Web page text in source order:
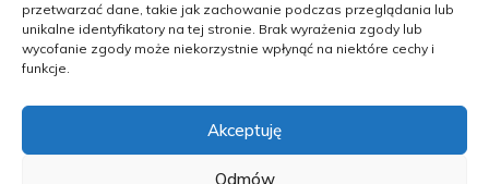
przetwarzać dane, takie jak zachowanie podczas przeglądania lub
unikalne identyfikatory na tej stronie. Brak wyrażenia zgody lub
wycofanie zgody może niekorzystnie wpłynąć na niektóre cechy i
funkcje.
Akceptuję
Odmów
Finansowanie
Kontakt
copyright by carmotive.pl 2026©